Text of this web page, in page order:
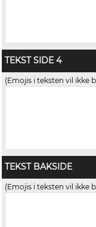
TEKST SIDE 4
(Emojis i teksten vil ikke
TEKST BAKSIDE
(Emojis i teksten vil ikke